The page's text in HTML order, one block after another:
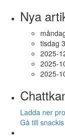
Nya
tisdag
2025-
2025-
2025-
Ladda ner
Gå till snackis